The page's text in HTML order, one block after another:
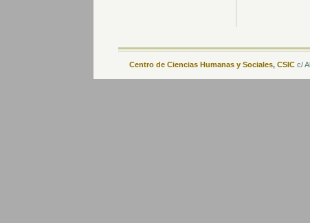
Centro de Ciencias Humanas y Sociales, CSIC c/